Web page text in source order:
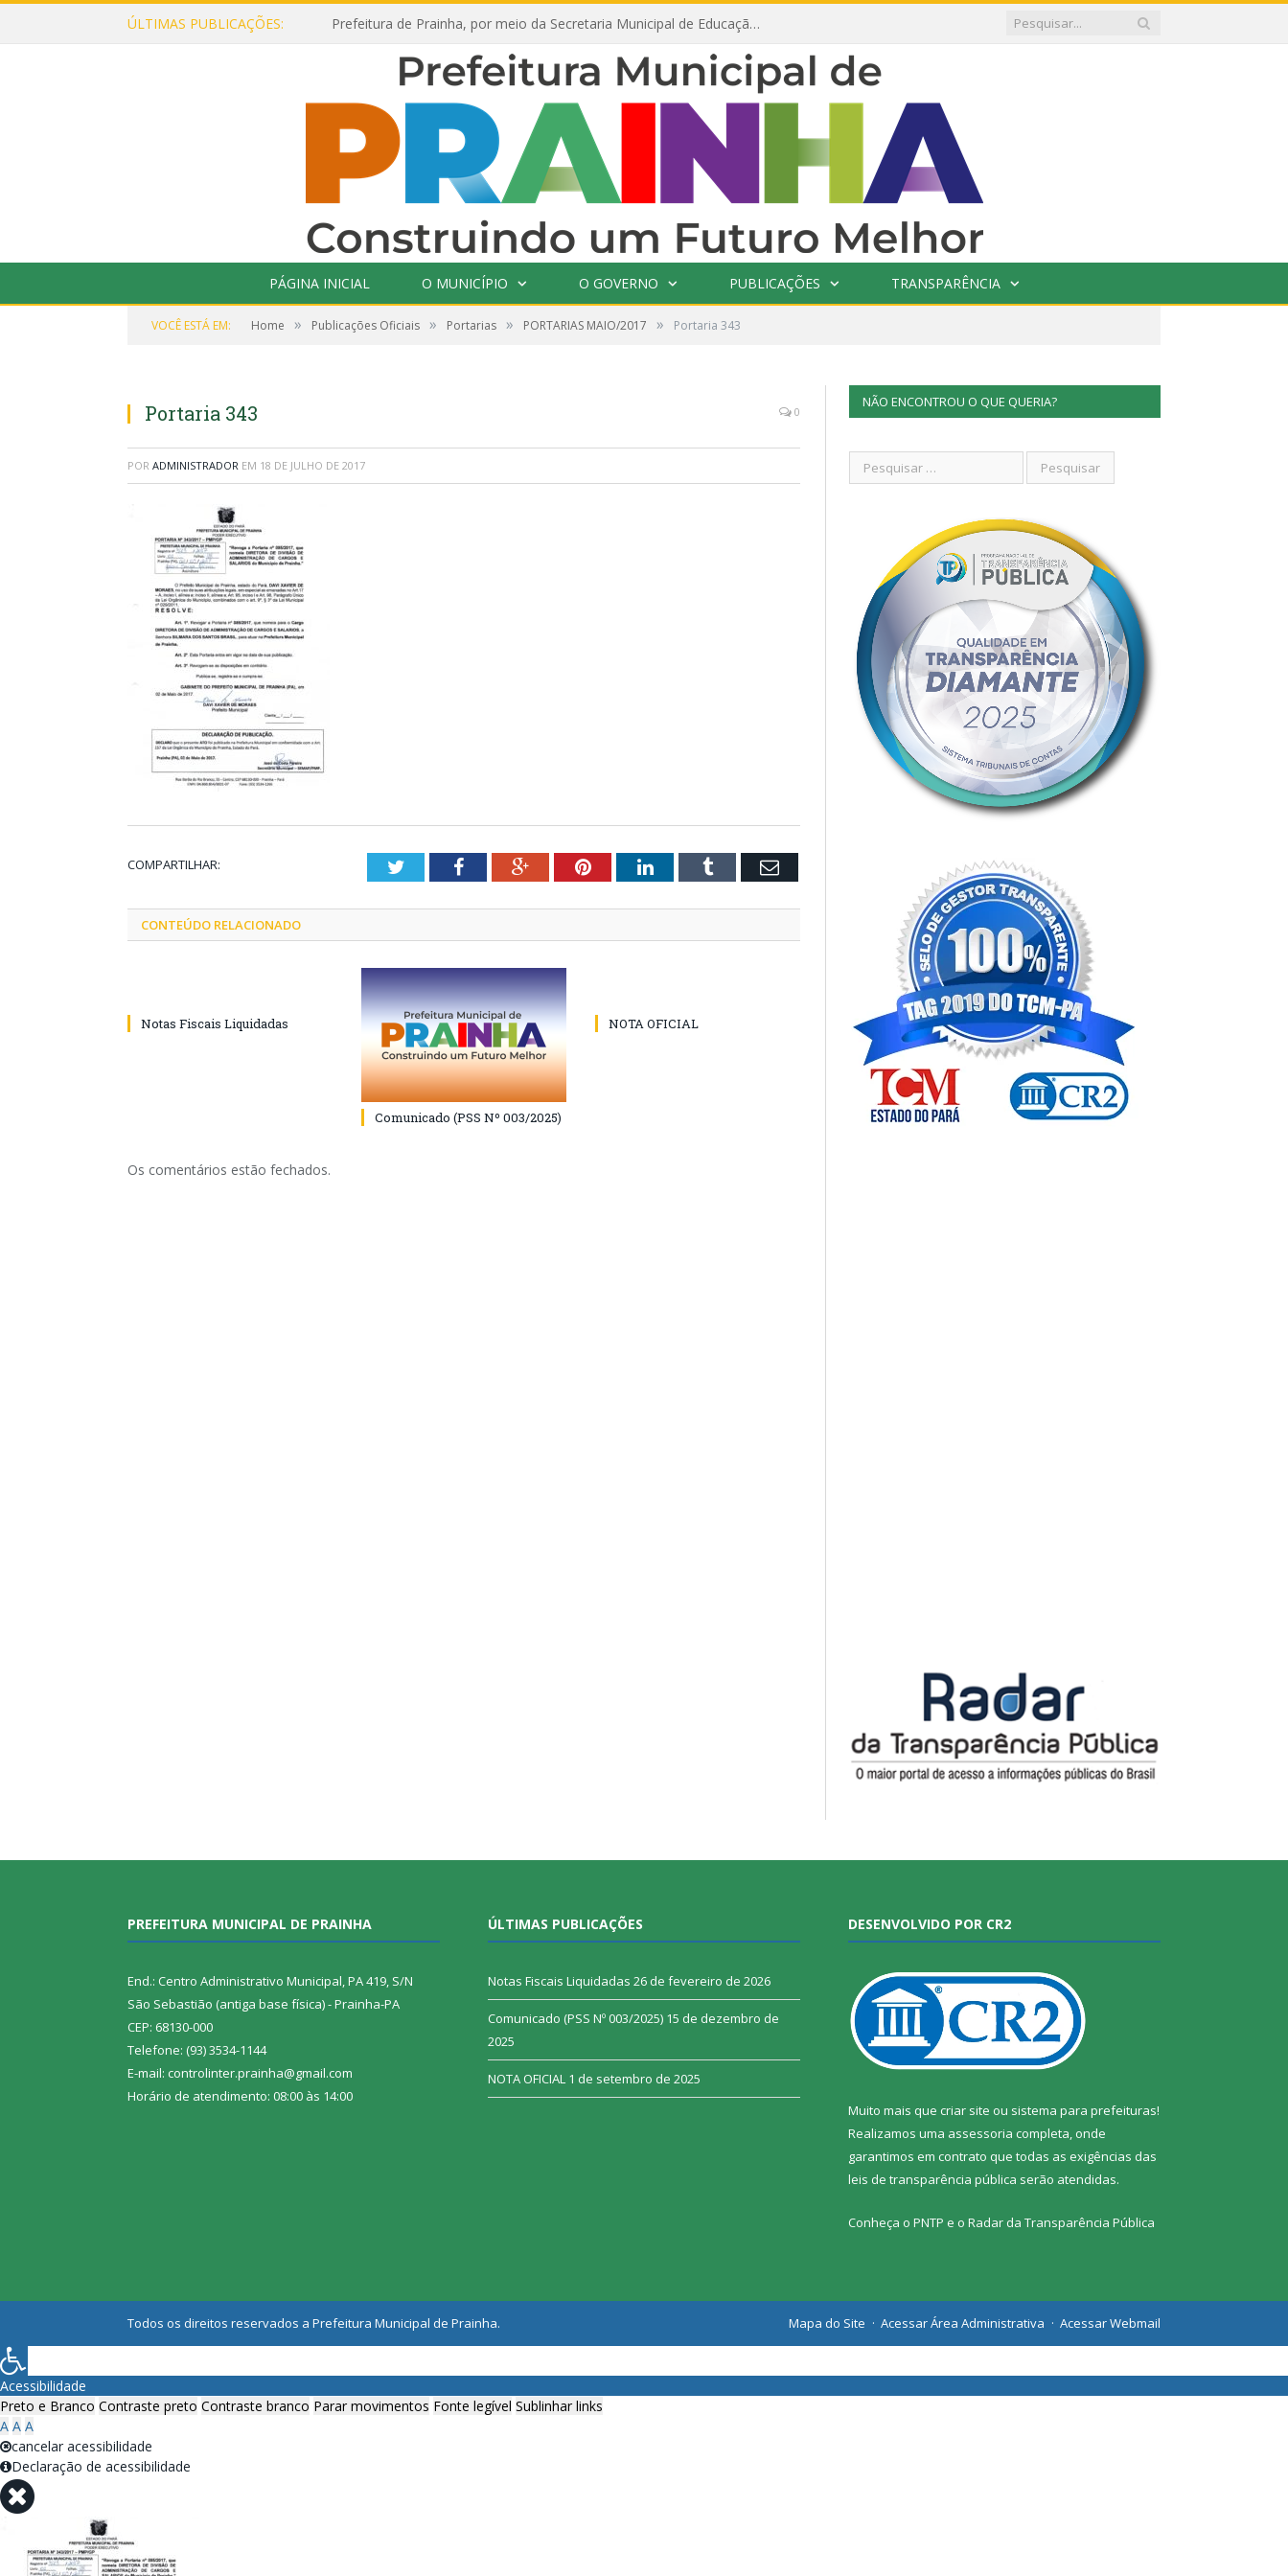
ÚLTIMAS PUBLICAÇÕES: Prefeitura de Prainha, por meio da Secretaria Municipal de Educação, abre 354 vagas na área da Educação para 2025 com processo seletivo simplificado
PÁGINA INICIAL O MUNICÍPIO O GOVERNO PUBLICAÇÕES TRANSPARÊNCIA
VOCÊ ESTÁ EM: Home » Publicações Oficiais » Portarias » PORTARIAS MAIO/2017 » Portaria 343
Portaria 343 0
POR ADMINISTRADOR EM 18 DE JULHO DE 2017
COMPARTILHAR: TwitterFacebookGoogle+PinterestLinkedInTumblr Email
CONTEÚDO RELACIONADO
Notas Fiscais Liquidadas
Comunicado (PSS Nº 003/2025)
NOTA OFICIAL
Os comentários estão fechados.
NÃO ENCONTROU O QUE QUERIA?
PREFEITURA MUNICIPAL DE PRAINHA
End.: Centro Administrativo Municipal, PA 419, S/N
São Sebastião (antiga base física) - Prainha-PA
CEP: 68130-000
Telefone: (93) 3534-1144
E-mail: controlinter.prainha@gmail.com
Horário de atendimento: 08:00 às 14:00
ÚLTIMAS PUBLICAÇÕES
Notas Fiscais Liquidadas 26 de fevereiro de 2026
Comunicado (PSS Nº 003/2025) 15 de dezembro de
2025
NOTA OFICIAL 1 de setembro de 2025
DESENVOLVIDO POR CR2
Muito mais que criar site ou sistema para prefeituras!
Realizamos uma assessoria completa, onde
garantimos em contrato que todas as exigências das
leis de transparência pública serão atendidas.
Conheça o PNTP e o Radar da Transparência Pública
Todos os direitos reservados a Prefeitura Municipal de Prainha. Mapa do Site Acessar Área Administrativa Acessar Webmail
Acessibilidade
Preto e Branco Contraste preto Contraste branco Parar movimentos Fonte legível Sublinhar links
A A A
cancelar acessibilidade
Declaração de acessibilidade